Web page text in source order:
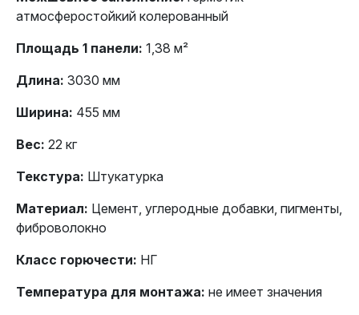
атмосферостойкий колерованный
Площадь 1 панели: 1,38 м²
Длина: 3030 мм
Ширина: 455 мм
Вес: 22 кг
Текстура: Штукатурка
Материал: Цемент, углеродные добавки, пигменты,
фиброволокно
Класс горючести: НГ
Температура для монтажа: не имеет значения